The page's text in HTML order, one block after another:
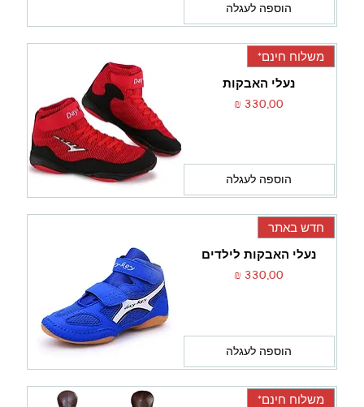
הוספה לעגלה
משלוח חינם*
נעלי האבקות
מחיר
הוספה לעגלה
חדש באתר
נעלי האבקות לילדים
מחיר
הוספה לעגלה
משלוח חינם*